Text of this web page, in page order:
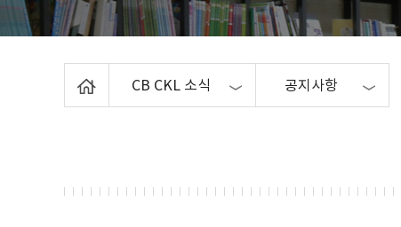
CB CKL 소식 공지사항